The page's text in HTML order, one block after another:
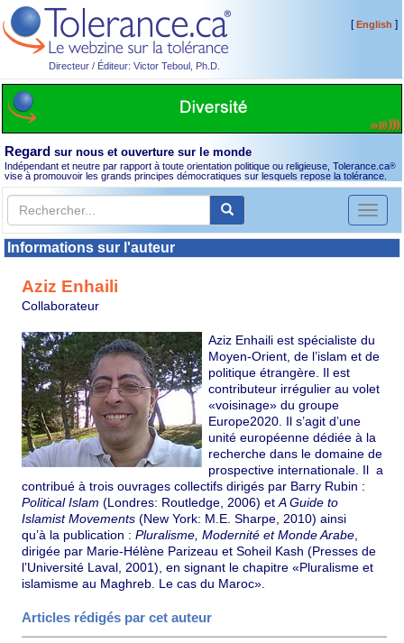
Directeur / Éditeur: Victor Teboul, Ph.D.
[English ]
Regard sur nous et ouverture sur le monde
Indépendant et neutre par rapport à toute orientation politique ou religieuse, Tolerance.ca®
vise à promouvoir les grands principes démocratiques sur lesquels repose la tolérance.
Toggle
Informations sur l'auteur
Aziz Enhaili
Collaborateur
Aziz Enhaili est spécialiste du
Moyen-Orient, de l’islam et de
politique étrangère. Il est
contributeur irrégulier au volet
«voisinage» du groupe
Europe2020. Il s’agit d’une
unité européenne dédiée à la
recherche dans le domaine de
prospective internationale. Il a
contribué à trois ouvrages collectifs dirigés par Barry Rubin :
Political Islam(Londres: Routledge, 2006) etA Guide to
Islamist Movements(New York: M.E. Sharpe, 2010) ainsi
qu’à la publication :Pluralisme, Modernité et Monde Arabe
dirigée par Marie-Hélène Parizeau et Soheil Kash (Presses de
l’Université Laval, 2001), en signant le chapitre «Pluralisme et
islamisme au Maghreb. Le cas du Maroc».
Articles rédigés par cet auteur